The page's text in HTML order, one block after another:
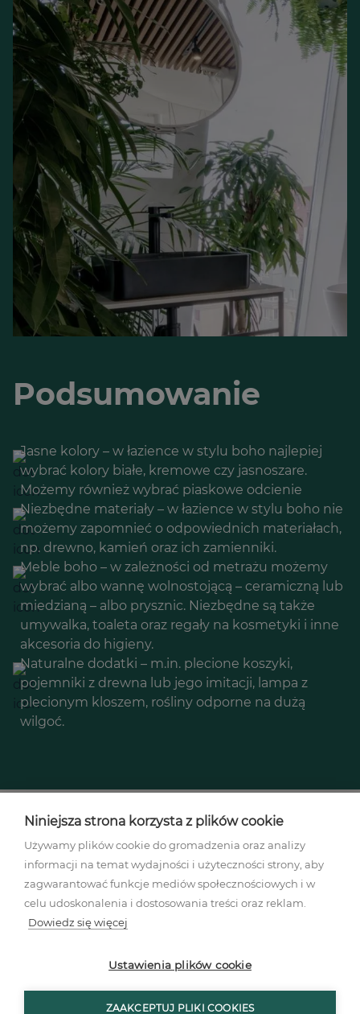
Podsumowanie
Jasne kolory – w łazience w stylu boho najlepiej
wybrać kolory białe, kremowe czy jasnoszare.
Możemy również wybrać piaskowe odcienie
Niezbędne materiały – w łazience w stylu boho nie
możemy zapomnieć o odpowiednich materiałach,
np. drewno, kamień oraz ich zamienniki.
Meble boho – w zależności od metrażu możemy
wybrać albo wannę wolnostojącą – ceramiczną lub
miedzianą – albo prysznic. Niezbędne są także
umywalka, toaleta oraz regały na kosmetyki i inne
akcesoria do higieny.
Naturalne dodatki – m.in. plecione koszyki,
pojemniki z drewna lub jego imitacji, lampa z
plecionym kloszem, rośliny odporne na dużą
wilgoć.
Regulamin akcji promocyjnej
Polityka prywatności
Regulamin
Mapa stron
Niniejsza strona korzysta z plików cookie
Używamy plików cookie do gromadzenia oraz analizy
informacji na temat wydajności i użyteczności strony, aby
zagwarantować funkcje mediów społecznościowych i w
celu udoskonalenia i dostosowania treści oraz reklam.
Dowiedz się więcej
Ustawienia plików cookie
ZAAKCEPTUJ PLIKI COOKIES